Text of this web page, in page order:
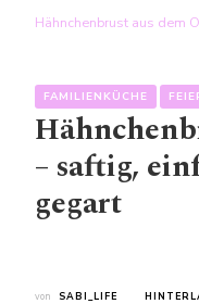
Hähnchenbrust aus dem
FAMILIENKÜCHE
– saftig,
gegart
von SABI_LIFE